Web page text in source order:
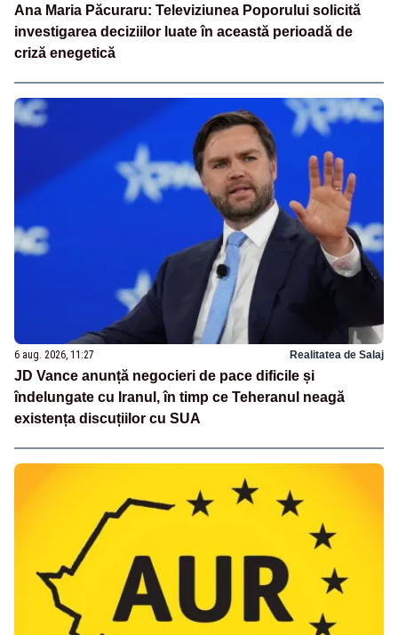
Ana Maria Păcuraru: Televiziunea Poporului solicită
investigarea deciziilor luate în această perioadă de
criză enegetică
6 aug. 2026, 11:27 Realitatea de Salaj
JD Vance anunță negocieri de pace dificile și
îndelungate cu Iranul, în timp ce Teheranul neagă
existența discuțiilor cu SUA